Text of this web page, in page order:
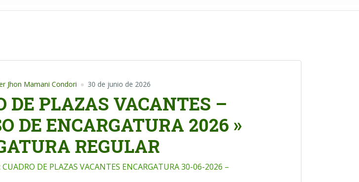
Jhon Mamani Condori 30 de junio de 2026
DE PLAZAS VACANTES –
DE ENCARGATURA 2026 »
REGULAR
CUADRO DE PLAZAS VACANTES ENCARGATURA 30-06-2026 –